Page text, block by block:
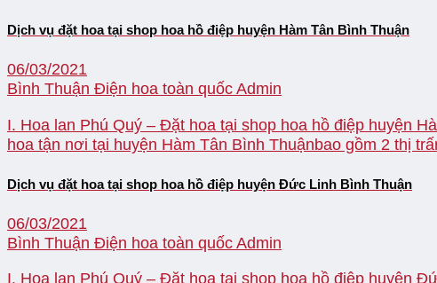
Dịch vụ đặt hoa tại shop hoa hồ điệp huyện Hàm Tân Bình Thuận
06/03/2021
Bình Thuận Điện hoa toàn quốcAdmin
I. Hoa lan Phú Quý – Đặt hoa tại shop hoa hồ điệp huyện
hoa tận nơi tại huyện Hàm Tân Bình Thuậnbao gồm 2 thị
Dịch vụ đặt hoa tại shop hoa hồ điệp huyện Đức Linh Bình Thuận
06/03/2021
Bình Thuận Điện hoa toàn quốcAdmin
I. Hoa lan Phú Quý – Đặt hoa tại shop hoa hồ điệp huyện